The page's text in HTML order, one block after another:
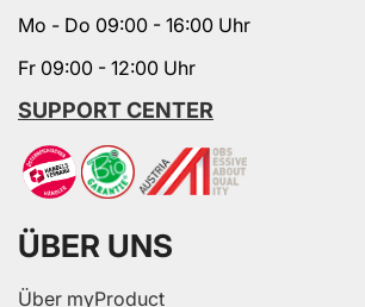
Mo - Do 09:00 - 16:00 Uhr
Fr 09:00 - 12:00 Uhr
SUPPORT CENTER
ÜBER UNS
Über myProduct